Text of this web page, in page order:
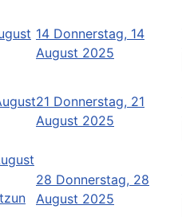
14 Donnerstag, 14
August 2025
21 Donnerstag, 21
August 2025
28 Donnerstag, 28
August 2025